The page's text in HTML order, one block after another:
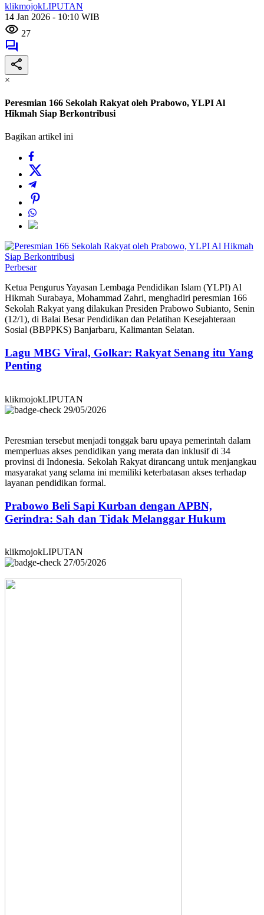
klikmojokLIPUTAN
14 Jan 2026 - 10:10 WIB
27
×
Peresmian 166 Sekolah Rakyat oleh Prabowo, YLPI Al
Hikmah Siap Berkontribusi
Bagikan artikel ini
Perbesar
Ketua Pengurus Yayasan Lembaga Pendidikan Islam (YLPI) Al
Hikmah Surabaya, Mohammad Zahri, menghadiri peresmian 166
Sekolah Rakyat yang dilakukan Presiden Prabowo Subianto, Senin
(12/1), di Balai Besar Pendidikan dan Pelatihan Kesejahteraan
Sosial (BBPPKS) Banjarbaru, Kalimantan Selatan.
Lagu MBG Viral, Golkar: Rakyat Senang itu Yang
Penting
klikmojokLIPUTAN
29/05/2026
Peresmian tersebut menjadi tonggak baru upaya pemerintah dalam
memperluas akses pendidikan yang merata dan inklusif di 34
provinsi di Indonesia. Sekolah Rakyat dirancang untuk menjangkau
masyarakat yang selama ini memiliki keterbatasan akses terhadap
layanan pendidikan formal.
Prabowo Beli Sapi Kurban dengan APBN,
Gerindra: Sah dan Tidak Melanggar Hukum
klikmojokLIPUTAN
27/05/2026